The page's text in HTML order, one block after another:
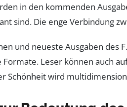
in den kommenden
sind. Die enge Verbindung
und neueste Ausgaben des
Formate. Leser können auch
Schönheit wird